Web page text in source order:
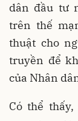
dân đầu tư
trên thế
thuật cho
truyền để
của Nhân
Có thể